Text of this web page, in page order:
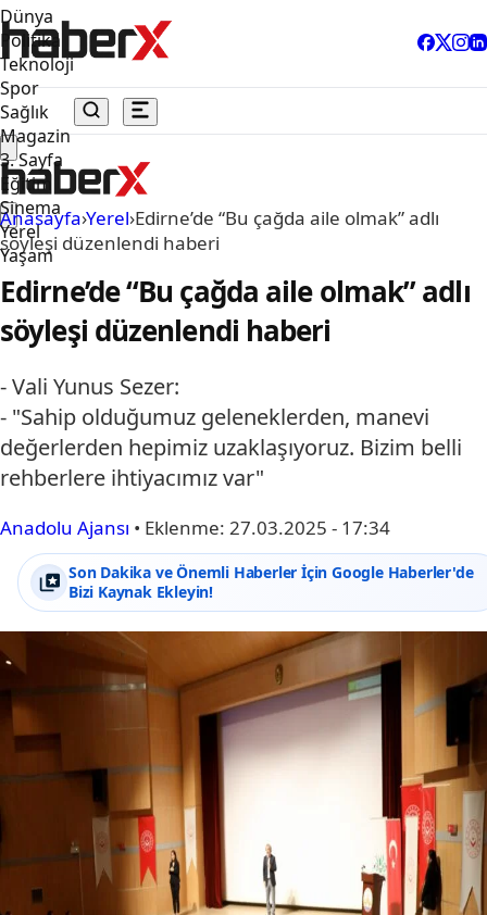
Dünya
Politika
Teknoloji
Spor
Sağlık
Magazin
3. Sayfa
Eğitim
Sinema
Yerel
Yaşam
Anasayfa›Yerel›Edirne’de “Bu çağda aile olmak” adlı
söyleşi düzenlendi haberi
Edirne’de “Bu çağda aile olmak” adlı
söyleşi düzenlendi haberi
- Vali Yunus Sezer:
- "Sahip olduğumuz geleneklerden, manevi
değerlerden hepimiz uzaklaşıyoruz. Bizim belli
rehberlere ihtiyacımız var"
Anadolu Ajansı • Eklenme: 27.03.2025 - 17:34
Son Dakika ve Önemli Haberler İçin Google Haberler'de
Bizi Kaynak Ekleyin!